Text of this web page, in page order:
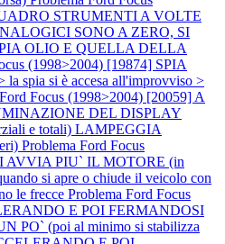
STRUMENTI A VOLTE
SONO A ZERO, SI
OLIO E QUELLA DELLA
(1998>2004) [19874] SPIA
spia si è accesa all'improvviso >
Focus (1998>2004) [20059] A
DEL DISPLAY
e totali) LAMPEGGIA
Problema Ford Focus
AVVIA PIU` IL MOTORE (in
si apre o chiude il veicolo con
le frecce Problema Ford Focus
E POI FERMANDOSI
PO` (poi al minimo si stabilizza